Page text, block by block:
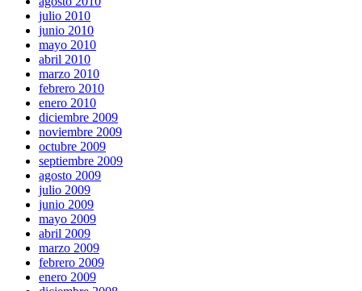
julio 2010
junio 2010
mayo 2010
abril 2010
marzo 2010
febrero 2010
enero 2010
diciembre 2009
noviembre 2009
octubre 2009
septiembre 2009
agosto 2009
julio 2009
junio 2009
mayo 2009
abril 2009
marzo 2009
febrero 2009
enero 2009